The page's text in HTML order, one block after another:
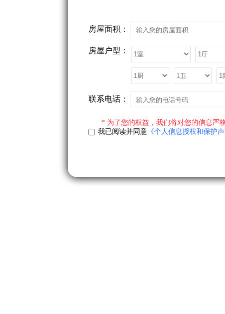
房屋面积：
房屋户型：
联系电话：
* 为了您的权益，我们将对您的信息严
我已阅读并同意《个人信息授权和保护